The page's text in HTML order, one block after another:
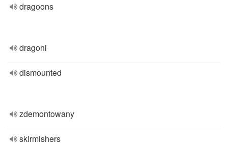
dragoons
dragoni
dismounted
zdemontowany
skirmishers